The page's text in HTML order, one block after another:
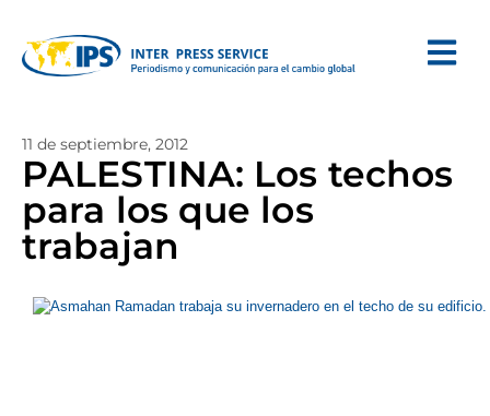
11 de septiembre, 2012
PALESTINA: Los techos
para los que los
trabajan